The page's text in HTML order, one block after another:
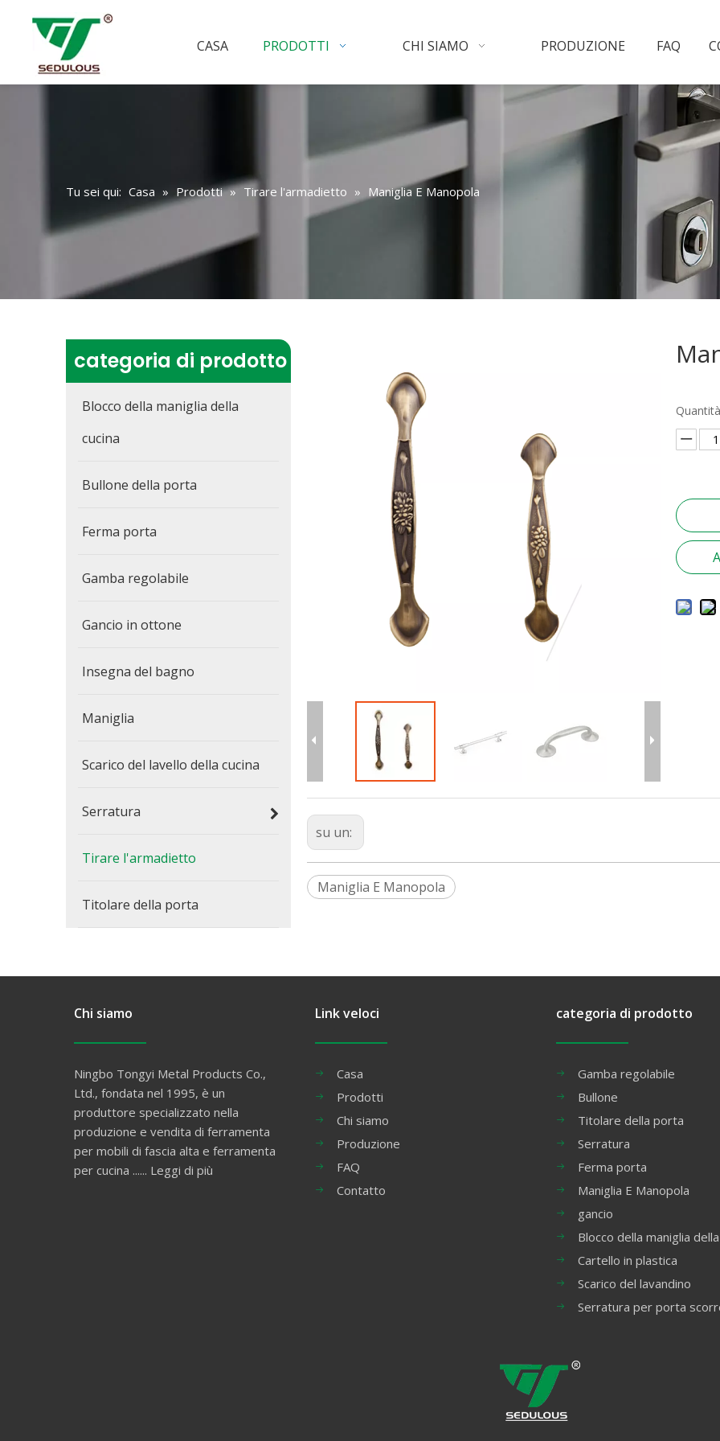
CASA PRODOTTI CHI SIAMO PRODUZIONE FAQ
Tu sei qui: Casa » Prodotti » Tirare l'armadietto » Maniglia E Manopola
categoria di prodotto
Blocco della maniglia della
cucina
Bullone della porta
Ferma porta
Gamba regolabile
Gancio in ottone
Insegna del bagno
Maniglia
Scarico del lavello della cucina
Serratura
Tirare l'armadietto
Titolare della porta
su un:
Maniglia E Manopola
Chi siamo
Ningbo Tongyi Metal Products Co.,
Ltd., fondata nel 1995, è un
produttore specializzato nella
produzione e vendita di ferramenta
per mobili di fascia alta e ferramenta
per cucina ...... Leggi di più
Link veloci
Casa
Prodotti
Chi siamo
Produzione
FAQ
Contatto
categoria di prodotto
Gamba regolabile
Bullone
Titolare della porta
Serratura
Ferma porta
Maniglia E Manopola
gancio
Blocco della maniglia
Cartello in plastica
Scarico del lavandino
Serratura per porta